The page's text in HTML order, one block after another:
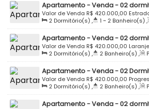
Apartamento - Venda - 02
Estrada Blumenau - Spazio Vitta
- Apartamento 34 - Bremer - Rio
R$ 420.000,00
Valor de Venda
000, Bremer, Rio do Sul, Santa
2 Dormitório(s) , 1 ~ 2 Banheiro(s) ,
1Sala(s), Total: 70.00m², 1
Apartamento - Venda - 02
Semi Mobiliado - Edifício
Laranjeiras - Rio do Sul
R$ 420.000,00
Valor de Venda
Catarina, Brasil
2 Dormitório(s) , 2 Banheiro(s) ,
Sala(s) , 1Suíte(s) , 1Vaga(s) ,
Apartamento - Venda - 02
Semi Mobiliado - Estrada Boa
Residencial Madri - Fundo
R$ 420.000,00
Valor de Venda
Catarina, Brasil
2 Dormitório(s) , 2 Banheiro(s) ,
Sala(s) , 1Suíte(s) , Total:73.81m² ,
Apartamento - Venda - 02